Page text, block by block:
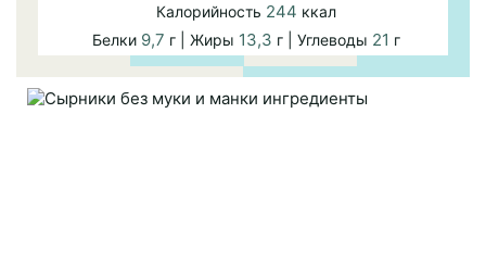
Калорийность 244 ккал
Белки 9,7 г | Жиры 13,3 г | Углеводы 21 г